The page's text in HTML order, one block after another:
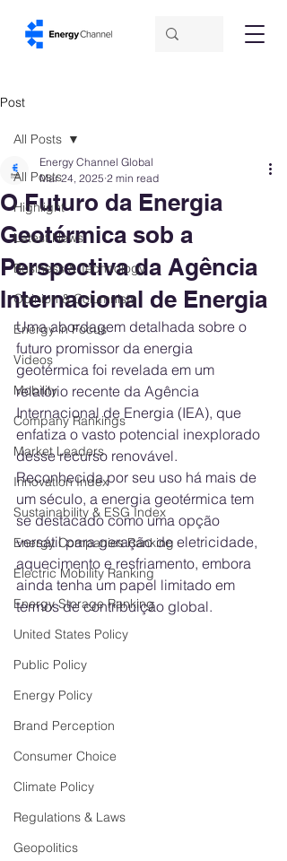
Post
All Posts
Highlight
Latest News
Business & Technology
Opinion & Columnists
Energy in Focus
Videos
Mobility
Company Rankings
Market Leaders
Innovation Index
Sustainability & ESG Index
Energy Companies Ranking
Electric Mobility Ranking
Energy Storage Ranking
United States Policy
Public Policy
Energy Policy
Brand Perception
Consumer Choice
Climate Policy
Regulations & Laws
Geopolitics
All Posts
O Futuro da Energia
Geotérmica sob a
Perspectiva da Agência
Internacional de Energia
Energy Channel Global
Mar 24, 2025 2 min read
Uma abordagem detalhada sobre o
futuro promissor da energia
geotérmica foi revelada em um
relatório recente da Agência
Internacional de Energia (IEA), que
enfatiza o vasto potencial inexplorado
desse recurso renovável.
Reconhecida por seu uso há mais de
um século, a energia geotérmica tem
se destacado como uma opção
versátil para geração de eletricidade,
aquecimento e resfriamento, embora
ainda tenha um papel limitado em
termos de contribuição global.